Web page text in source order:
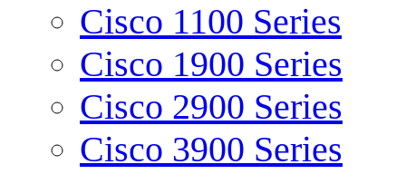
Cisco 1100 Series
Cisco 1900 Series
Cisco 2900 Series
Cisco 3900 Series